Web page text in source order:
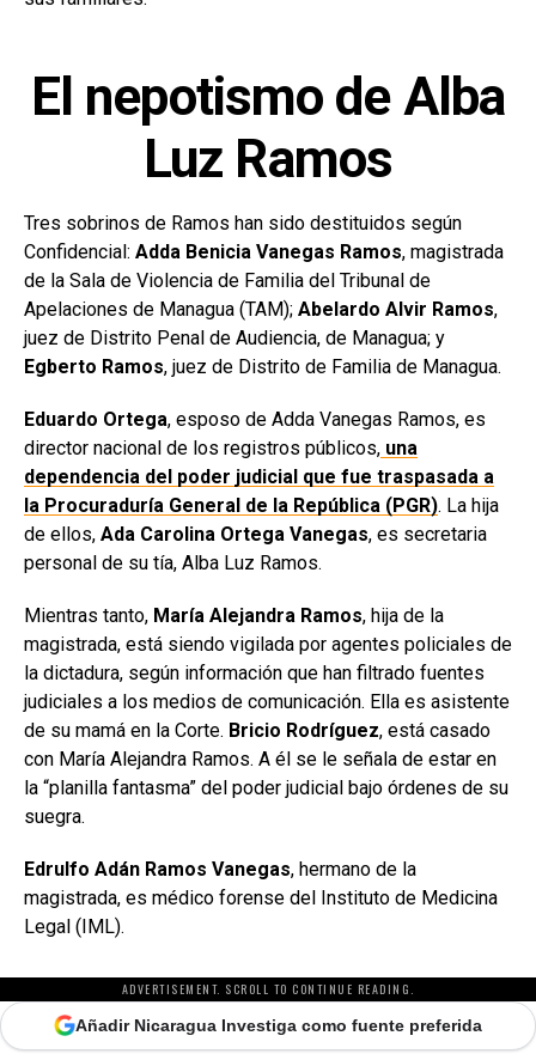
El nepotismo de Alba
Luz Ramos
Tres sobrinos de Ramos han sido destituidos según
Confidencial: Adda Benicia Vanegas Ramos, magistrada
de la Sala de Violencia de Familia del Tribunal de
Apelaciones de Managua (TAM); Abelardo Alvir Ramos,
juez de Distrito Penal de Audiencia, de Managua; y
Egberto Ramos, juez de Distrito de Familia de Managua.
Eduardo Ortega, esposo de Adda Vanegas Ramos, es
director nacional de los registros públicos, una
dependencia del poder judicial que fue traspasada a
la Procuraduría General de la República (PGR). La hija
de ellos, Ada Carolina Ortega Vanegas, es secretaria
personal de su tía, Alba Luz Ramos.
Mientras tanto, María Alejandra Ramos, hija de la
magistrada, está siendo vigilada por agentes policiales de
la dictadura, según información que han filtrado fuentes
judiciales a los medios de comunicación. Ella es asistente
de su mamá en la Corte. Bricio Rodríguez, está casado
con María Alejandra Ramos. A él se le señala de estar en
la “planilla fantasma” del poder judicial bajo órdenes de su
suegra.
Edrulfo Adán Ramos Vanegas, hermano de la
magistrada, es médico forense del Instituto de Medicina
Legal (IML).
ADVERTISEMENT. SCROLL TO CONTINUE READING.
Añadir Nicaragua Investiga como fuente preferida